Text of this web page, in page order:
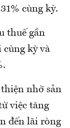
cùng kỳ.
thuế gần
cùng kỳ và
nhờ sản
việc tăng
đến lãi ròng